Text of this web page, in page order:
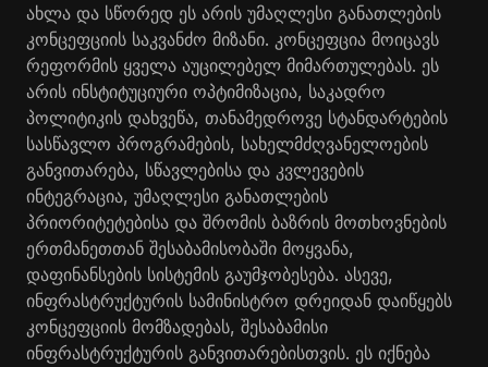
ახლა და სწორედ ეს არის უმაღლესი განათლების
კონცეფციის საკვანძო მიზანი. კონცეფცია მოიცავს
რეფორმის ყველა აუცილებელ მიმართულებას. ეს
არის ინსტიტუციური ოპტიმიზაცია, საკადრო
პოლიტიკის დახვეწა, თანამედროვე სტანდარტების
სასწავლო პროგრამების, სახელმძღვანელოების
განვითარება, სწავლებისა და კვლევების
ინტეგრაცია, უმაღლესი განათლების
პრიორიტეტებისა და შრომის ბაზრის მოთხოვნების
ერთმანეთთან შესაბამისობაში მოყვანა,
დაფინანსების სისტემის გაუმჯობესება. ასევე,
ინფრასტრუქტურის სამინისტრო დრეიდან დაიწყებს
კონცეფციის მომზადებას, შესაბამისი
ინფრასტრუქტურის განვითარებისთვის. ეს იქნება